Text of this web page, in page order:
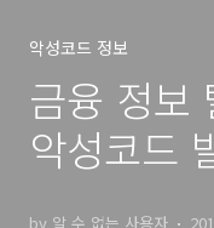
악성코드 정보
금융 정보
악성코드
by 알 수 없는 사용자